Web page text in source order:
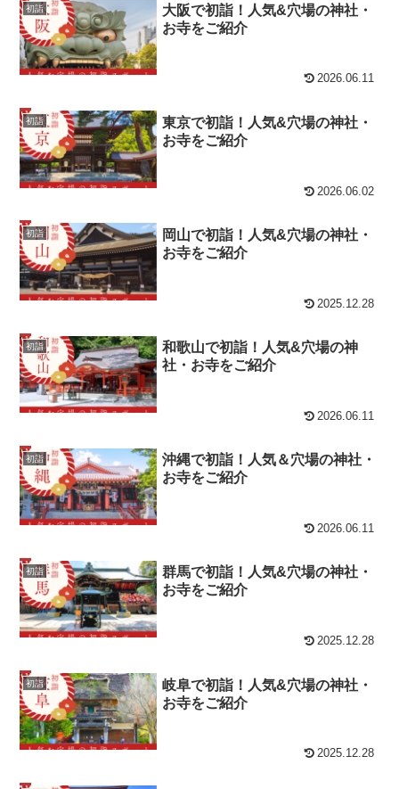
初詣
大阪で初詣！人気&穴場の神社・
お寺をご紹介
2026.06.11
初詣
東京で初詣！人気&穴場の神社・
お寺をご紹介
2026.06.02
初詣
岡山で初詣！人気&穴場の神社・
お寺をご紹介
2025.12.28
初詣
和歌山で初詣！人気&穴場の神
社・お寺をご紹介
2026.06.11
初詣
沖縄で初詣！人気＆穴場の神社・
お寺をご紹介
2026.06.11
初詣
群馬で初詣！人気&穴場の神社・
お寺をご紹介
2025.12.28
初詣
岐阜で初詣！人気&穴場の神社・
お寺をご紹介
2025.12.28